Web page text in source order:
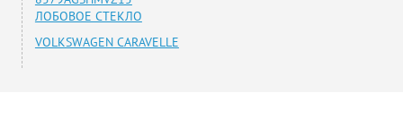
ЛОБОВОЕ СТЕКЛО
VOLKSWAGEN CARAVELLE